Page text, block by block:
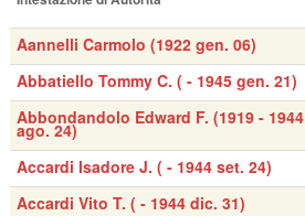
Aannelli Carmolo (1922 gen. 06)
Abbatiello Tommy C. ( - 1945 gen. 21)
Abbondandolo Edward F. (1919 - 1944
ago. 24)
Accardi Isadore J. ( - 1944 set. 24)
Accardi Vito T. ( - 1944 dic. 31)